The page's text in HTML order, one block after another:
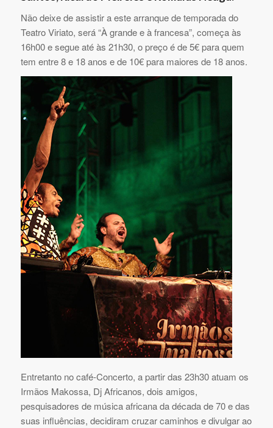
Não deixe de assistir a este arranque de temporada do
Teatro Viriato, será “À grande e à francesa”, começa às
16h00 e segue até às 21h30, o preço é de 5€ para quem
tem entre 8 e 18 anos e de 10€ para maiores de 18 anos.
Entretanto no café-Concerto, a partir das 23h30 atuam os
Irmãos Makossa, Dj Africanos, dois amigos,
pesquisadores de música africana da década de 70 e das
suas influências, decidiram cruzar caminhos e divulgar ao